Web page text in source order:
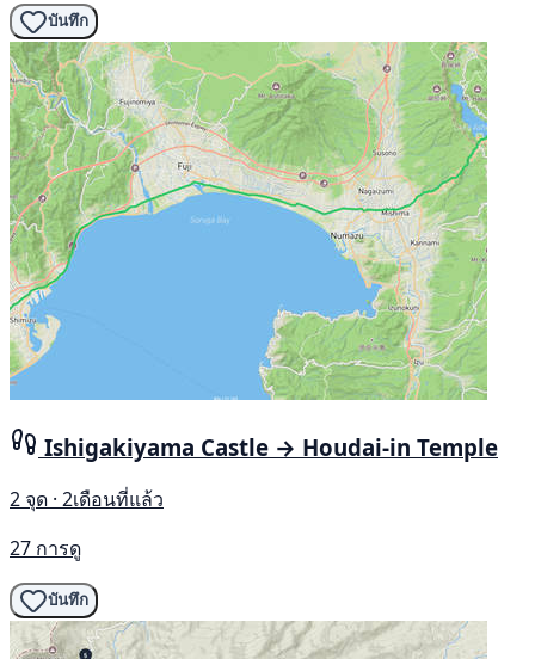
บันทึก
Ishigakiyama Castle → Houdai-in Temple
2 จุด · 2เดือนที่แล้ว
27 การดู
บันทึก